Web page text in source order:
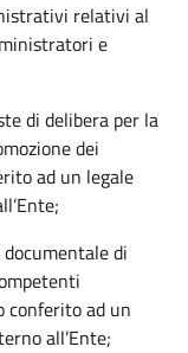
relativi al
e
di delibera per la
dei
ad un legale
di
conferito ad un
all’Ente;